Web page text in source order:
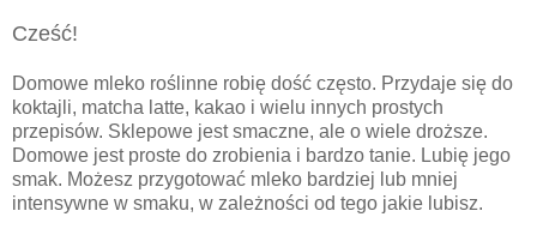
Cześć!
Domowe mleko roślinne robię dość często. Przydaje się do
koktajli, matcha latte, kakao i wielu innych prostych
przepisów. Sklepowe jest smaczne, ale o wiele droższe.
Domowe jest proste do zrobienia i bardzo tanie. Lubię jego
smak. Możesz przygotować mleko bardziej lub mniej
intensywne w smaku, w zależności od tego jakie lubisz.